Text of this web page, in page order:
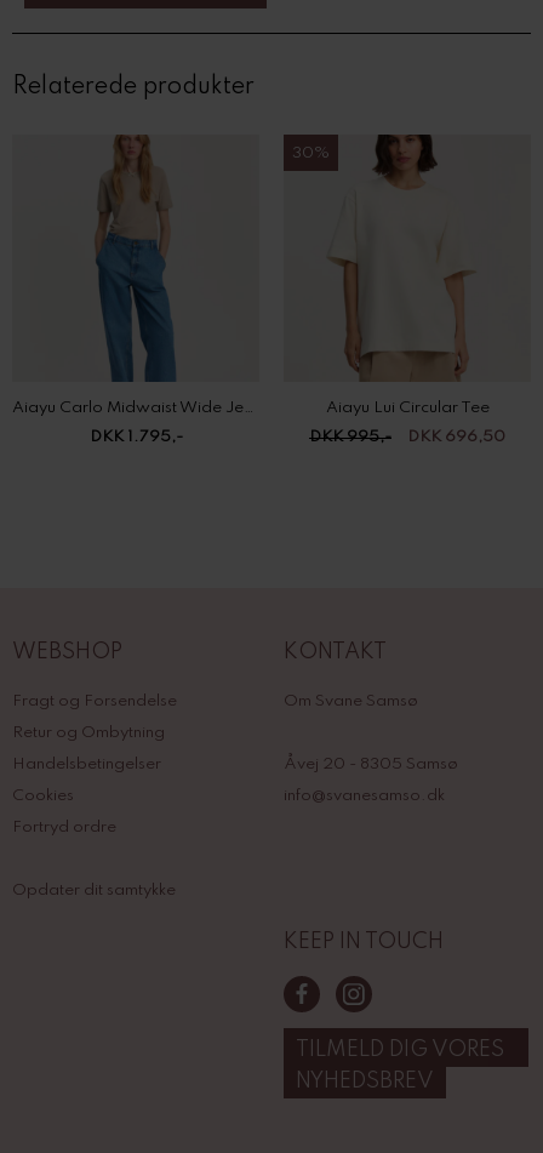
Relaterede produkter
Aiayu Carlo Midwaist Wide Jeans
DKK 1.795,-
30%
Aiayu Lui Circular Tee
DKK 995,-
DKK 696,50
WEBSHOP
Fragt og Forsendelse
Retur og Ombytning
Handelsbetingelser
Cookies
Fortryd ordre
Opdater dit samtykke
KONTAKT
Om Svane Samsø
Åvej 20 - 8305 Samsø
info@svanesamso.dk
KEEP IN TOUCH
TILMELD DIG VORES
NYHEDSBREV